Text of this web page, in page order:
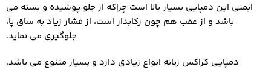
ایمنی این دمپایی بسیار بالا است چراکه از جلو پوشیده و بسته می
باشد و از عقب هم چون رکابدار است، از فشار زیاد به ساق پا،
جلوگیری می نماید.
دمپایی کراکس زنانه انواع زیادی دارد و بسیار متنوع می باشد.